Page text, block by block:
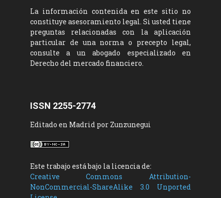
La información contenida en este sitio no
constituye asesoramiento legal. Si usted tiene
preguntas relacionadas con la aplicación
particular de una norma o precepto legal,
consulte a un abogado especializado en
Derecho del mercado financiero.
ISSN 2255-2774
Editado en Madrid por Zunzunegui
Este trabajo está bajo la licencia de:
Creative Commons Attribution-
NonCommercial-ShareAlike 3.0 Unported